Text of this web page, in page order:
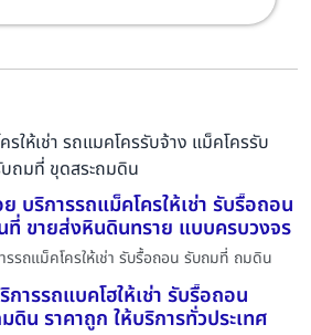
ให้เช่า รถแมคโครรับจ้าง แม็คโครรับ
ถมที่ ขุดสระถมดิน
บริการรถแม็คโครให้เช่า รับรื้อถอน
ขายส่งหินดินทราย แบบครบวงจร
รรถแม็คโครให้เช่า รับรื้อถอน รับถมที่ ถมดิน
รรถแบคโฮให้เช่า รับรื้อถอน
น ราคาถูก ให้บริการทั่วประเทศ